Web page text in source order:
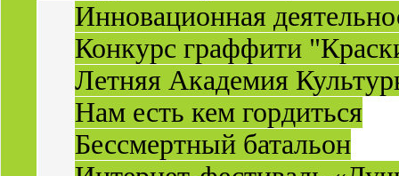
Инновационная
Конкурс граффити
Летняя Академия
Нам есть кем гордиться
Бессмертный батальон